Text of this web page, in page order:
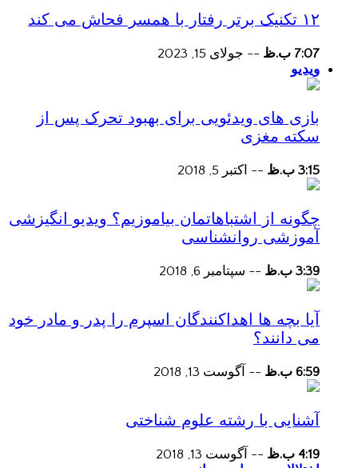
۱۲ تکنیک برتر رفتار با همسر فحاش می کند
7:07 ب.ظ -- جولای 15, 2023
ویدیو
بازی های ویدئویی برای بهبود تحرک پس از
سکته مغزی
3:15 ب.ظ -- اکتبر 5, 2018
چگونه از اشتباهاتمان بیاموزیم؟ ویدیو انگیزشی
آموزشی روانشناسی
3:39 ب.ظ -- سپتامبر 6, 2018
آیا بچه ها اهداکنندگان اسپرم را پدر و مادر خود
می دانند؟
6:59 ب.ظ -- آگوست 13, 2018
آشنایی با رشته علوم شناختی
4:19 ب.ظ -- آگوست 13, 2018